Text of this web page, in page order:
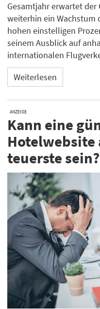
Gesamtjahr erwartet der
weiterhin ein
hohen einstelligen
seinem Ausblick auf
internationalen
Weiterlesen
ANZEIGE
Kann eine
Hotelwebsite
teuerste sein?